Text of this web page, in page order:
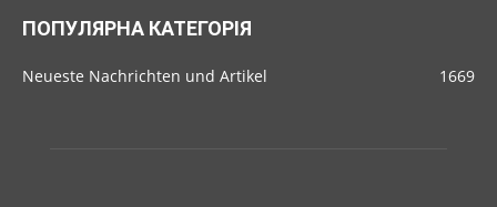
ПОПУЛЯРНА КАТЕГОРІЯ
Neueste Nachrichten und Artikel 1669